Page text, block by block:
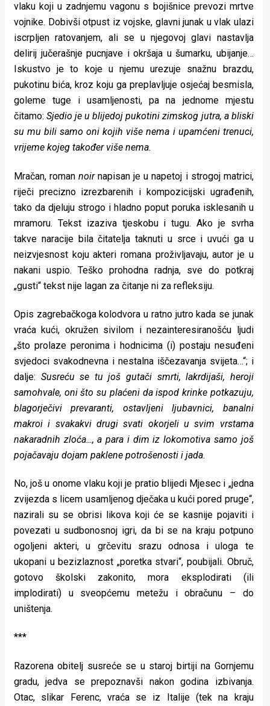
Urban
Magazin
vlaku koji u zadnjemu vagonu s bojišnice prevozi mrtve
vojnike. Dobivši otpust iz vojske, glavni junak u vlak ulazi
iscrpljen ratovanjem, ali se u njegovoj glavi nastavlja
delirij jučerašnje pucnjave i okršaja u šumarku, ubijanje…
Iskustvo je to koje u njemu urezuje snažnu brazdu,
pukotinu bića, kroz koju ga preplavljuje osjećaj besmisla,
goleme tuge i usamljenosti, pa na jednome mjestu
čitamo:Sjedio je u blijedoj pukotini zimskog jutra, a bliski
su mu bili samo oni kojih više nema i upamćeni trenuci,
vrijeme kojeg također više nema.
Mračan, romannoirnapisan je u napetoj i strogoj matrici,
riječi precizno izrezbarenih i kompozicijski ugrađenih,
tako da djeluju strogo i hladno poput poruka isklesanih u
mramoru. Tekst izaziva tjeskobu i tugu. Ako je svrha
takve naracije bila čitatelja taknuti u srce i uvući ga u
neizvjesnost koju akteri romana proživljavaju, autor je u
nakani uspio. Teško prohodna radnja, sve do potkraj
„gusti“ tekst nije lagan za čitanje ni za refleksiju.
Opis zagrebačkoga kolodvora u ratno jutro kada se junak
vraća kući, okružen sivilom i nezainteresiranošću ljudi
„što prolaze peronima i hodnicima (i) postaju nesuđeni
svjedoci svakodnevna i nestalna iščezavanja svijeta…“; i
dalje: Susreću se tu još gutači smrti, lakrdijaši, heroji
samohvale, oni što su plaćeni da ispod krinke potkazuju,
blagorječivi prevaranti, ostavljeni ljubavnici, banalni
makroi i svakakvi drugi svati okorjeli u svim vrstama
nakaradnih zloća…, a para i dim iz lokomotiva samo još
pojačavaju dojam paklene potrošenosti i jada.
No, još u onome vlaku koji je pratio blijedi Mjesec i „jedna
zvijezda s licem usamljenog dječaka u kući pored pruge“,
nazirali su se obrisi likova koji će se kasnije pojaviti i
povezati u sudbonosnoj igri, da bi se na kraju potpuno
ogoljeni akteri, u grčevitu srazu odnosa i uloga te
ukopani u bezizlaznost „poretka stvari“, poubijali. Obruč,
gotovo školski zakonito, mora eksplodirati (ili
implodirati) u sveopćemu metežu i obračunu – do
uništenja.
***
Razorena obitelj susreće se u staroj birtiji na Gornjemu
gradu, jedva se prepoznavši nakon godina izbivanja.
Otac, slikar Ferenc, vraća se iz Italije (tek na kraju